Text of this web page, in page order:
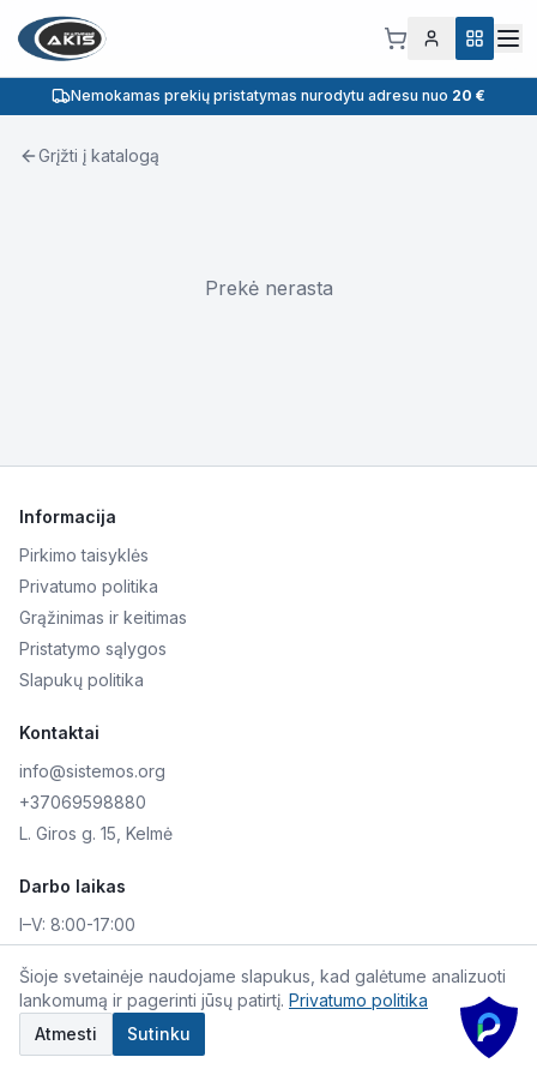
Nemokamas prekių pristatymas nurodytu adresu nuo 20 €
Grįžti į katalogą
Prekė nerasta
Informacija
Pirkimo taisyklės
Privatumo politika
Grąžinimas ir keitimas
Pristatymo sąlygos
Slapukų politika
Kontaktai
info@sistemos.org
+37069598880
L. Giros g. 15, Kelmė
Darbo laikas
I–V: 8:00-17:00
© 2026 Skaitmeninė AKIS. Visos teisės saugomos.
Šioje svetainėje naudojame slapukus, kad galėtume analizuoti
lankomumą ir pagerinti jūsų patirtį. Privatumo politika
Atmesti
Sutinku